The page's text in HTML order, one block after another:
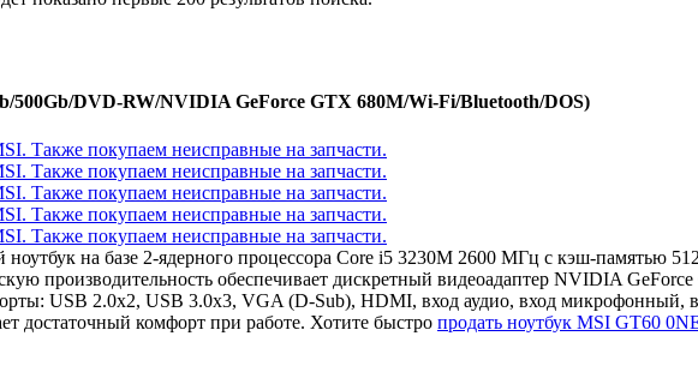
500Gb/DVD-RW/NVIDIA GeForce GTX 680M/Wi-Fi/Bluetooth/DOS)
на базе 2-ядерного процессора Core i5 3230M 2600 МГц с кэш-памятью
производительность обеспечивает дискретный видеоадаптер NVIDIA
USB 2.0x2, USB 3.0x3, VGA (D-Sub), HDMI, вход аудио, вход микрофонный,
достаточный комфорт при работе. Хотите быстро продать ноутбук MSI GT60